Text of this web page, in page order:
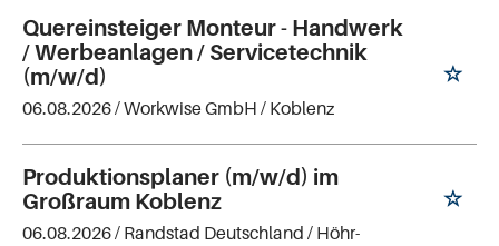
Quereinsteiger Monteur - Handwerk
/ Werbeanlagen / Servicetechnik
(m/w/d)
06.08.2026 /Workwise GmbH / Koblenz
Produktionsplaner (m/w/d) im
Großraum Koblenz
06.08.2026 / Randstad Deutschland / Höhr-